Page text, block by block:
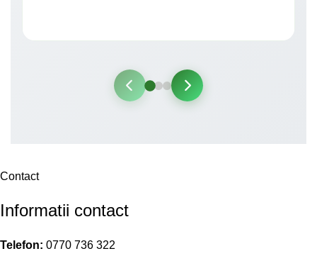
Contact
Informatii contact
Telefon: 0770 736 322